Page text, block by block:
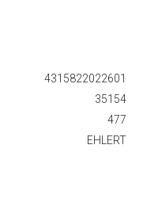
4315822022601
35154
477
EHLERT